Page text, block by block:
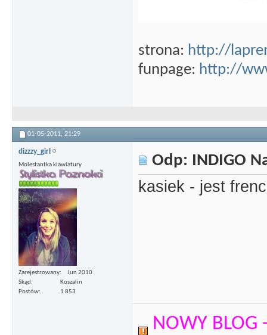
strona: http://
funpage: http://
01-05-2011, 21:29
dizzzy_girl
Molestantka klawiatury
Zarejestrowany
Jun 2010
Skąd
Koszalin
Postów
1 853
Odp: INDIGO
kasiek - jest
NOWY BLOG